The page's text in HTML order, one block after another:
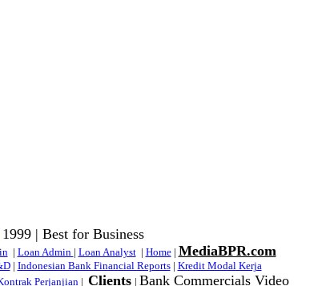
| Best for Business
| Loan Admin | Loan Analyst| Home| MediaBPR.com
| Indonesian Bank Financial Reports| Kredit Modal Kerja
Perjanjian| Clients | Bank Commercials Video